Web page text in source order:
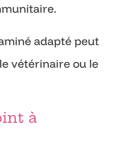
adapté peut
vétérinaire ou le
à